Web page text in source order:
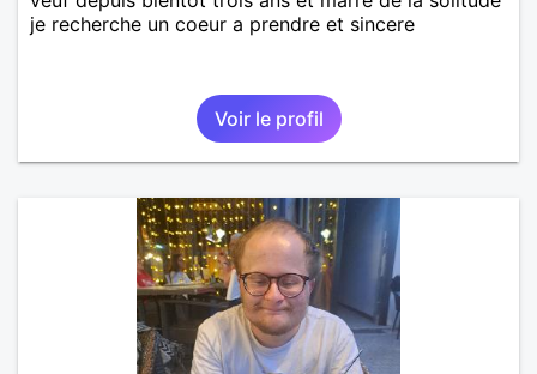
je recherche un coeur a prendre et sincere
Voir le profil